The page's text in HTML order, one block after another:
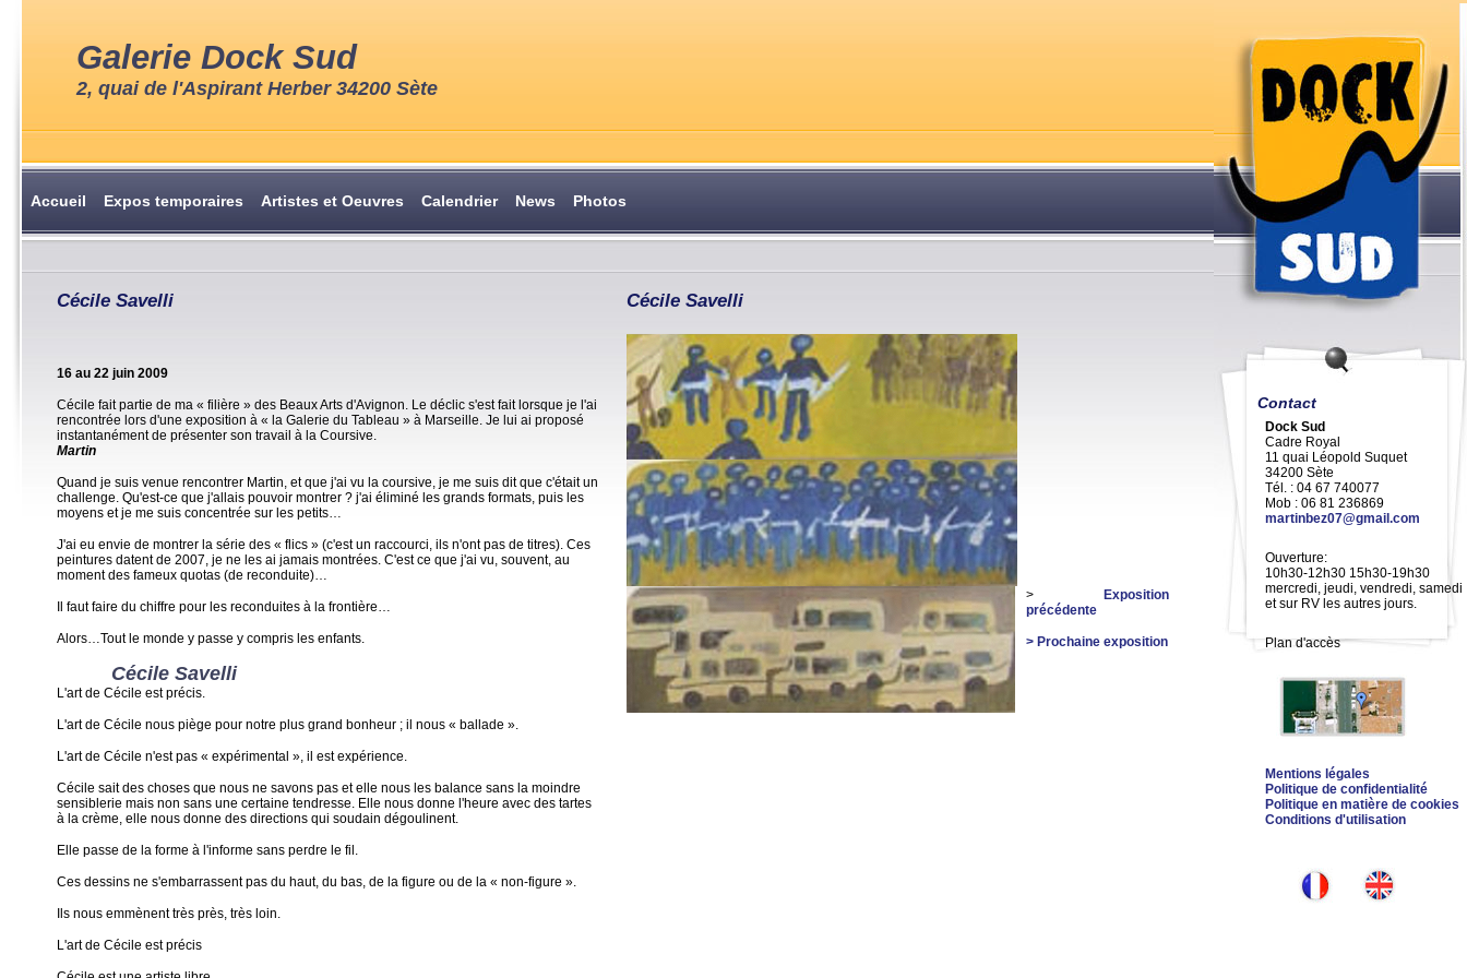
Galerie Dock Sud
2, quai de l'Aspirant Herber 34200 Sète
Accueil Expos temporaires Artistes et Oeuvres Calendrier News Photos
Cécile Savelli
16 au 22 juin 2009
Cécile fait partie de ma « filière » des Beaux Arts d'Avignon. Le déclic s'est fait lorsque je l'ai
rencontrée lors d'une exposition à « la Galerie du Tableau » à Marseille. Je lui ai proposé
instantanément de présenter son travail à la Coursive.
Martin
Quand je suis venue rencontrer Martin, et que j'ai vu la coursive, je me suis dit que c'était un
challenge. Qu'est-ce que j'allais pouvoir montrer ? j'ai éliminé les grands formats, puis les
moyens et je me suis concentrée sur les petits…
J'ai eu envie de montrer la série des « flics » (c'est un raccourci, ils n'ont pas de titres). Ces
peintures datent de 2007, je ne les ai jamais montrées. C'est ce que j'ai vu, souvent, au
moment des fameux quotas (de reconduite)…
Il faut faire du chiffre pour les reconduites à la frontière…
Alors…Tout le monde y passe y compris les enfants.
Cécile Savelli
L'art de Cécile est précis.
L'art de Cécile nous piège pour notre plus grand bonheur ; il nous « ballade ».
L'art de Cécile n'est pas « expérimental », il est expérience.
Cécile sait des choses que nous ne savons pas et elle nous les balance sans la moindre
sensiblerie mais non sans une certaine tendresse. Elle nous donne l'heure avec des tartes
à la crème, elle nous donne des directions qui soudain dégoulinent.
Elle passe de la forme à l'informe sans perdre le fil.
Ces dessins ne s'embarrassent pas du haut, du bas, de la figure ou de la « non-figure ».
Ils nous emmènent très près, très loin.
L'art de Cécile est précis
Cécile Savelli
>
Exposition
précédente
> Prochaine exposition
Contact
Dock Sud
Cadre Royal
11 quai Léopold Suquet
34200 Sète
Tél. : 04 67 740077
Mob : 06 81 236869
martinbez07@gmail.com
Ouverture:
10h30-12h30 15h30-19h30
mercredi, jeudi, vendredi, samedi
et sur RV les autres jours.
Plan d'accès
Mentions légales
Politique de confidentialité
Politique en matière de cookies
Conditions d'utilisation